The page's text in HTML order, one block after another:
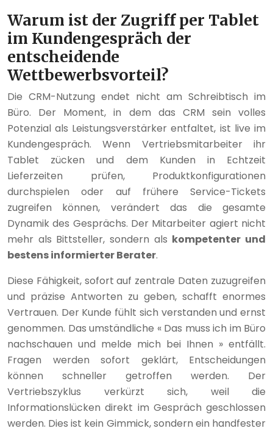
Warum ist der Zugriff per Tablet
im Kundengespräch der
entscheidende
Wettbewerbsvorteil?
Die CRM-Nutzung endet nicht am Schreibtisch im
Büro. Der Moment, in dem das CRM sein volles
Potenzial als Leistungsverstärker entfaltet, ist live im
Kundengespräch. Wenn Vertriebsmitarbeiter ihr
Tablet zücken und dem Kunden in Echtzeit
Lieferzeiten prüfen, Produktkonfigurationen
durchspielen oder auf frühere Service-Tickets
zugreifen können, verändert das die gesamte
Dynamik des Gesprächs. Der Mitarbeiter agiert nicht
mehr als Bittsteller, sondern als kompetenter und
bestens informierter Berater.
Diese Fähigkeit, sofort auf zentrale Daten zuzugreifen
und präzise Antworten zu geben, schafft enormes
Vertrauen. Der Kunde fühlt sich verstanden und ernst
genommen. Das umständliche « Das muss ich im Büro
nachschauen und melde mich bei Ihnen » entfällt.
Fragen werden sofort geklärt, Entscheidungen
können schneller getroffen werden. Der
Vertriebszyklus verkürzt sich, weil die
Informationslücken direkt im Gespräch geschlossen
werden. Dies ist kein Gimmick, sondern ein handfester